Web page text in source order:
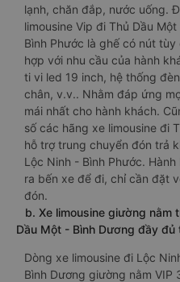
lạnh, chăn đắp, nước uống.
limousine Vip đi Thủ Dầu
Bình Phước là ghế có nút
hợp với nhu cầu của hành
ti vi led 19 inch, hệ thống
chân, v.v.. Nhằm đáp ứng
mái nhất cho hành khách.
số các hãng xe limousine đi
hỗ trợ trung chuyển đón trả
Lộc Ninh - Bình Phước.
ra bến xe để đi, chỉ cần đặt
đón.
b. Xe limousine giường nằm
Dầu Một - Bình Dương đầy
Dòng xe limousine đi Lộc
Bình Dương giường nằm